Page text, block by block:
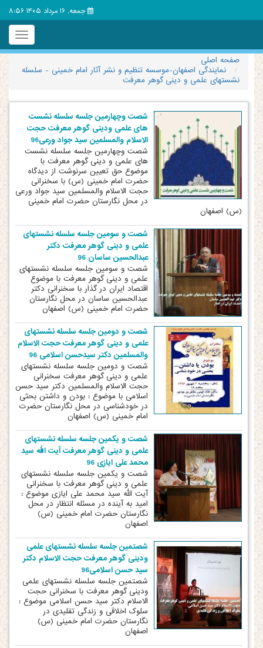
جمعه, 16 مرداد 1405 8:56
Toggle
صفحه اصلی
نمایندگی اصفهان-موسسه تنظیم و نشر آثار امام خمینی - سلسله
نشستهای علمی و دینی گوهر معرفت
شصت وچهارمین جلسه سلسله نشست
های علمی ودینی گوهر معرفت حجت
الاسلام والمسلمین سید جواد ورعی96
شصت وچهارمین جلسه سلسله نشست
های علمی و دینی گوهر معرفت با
موضوع حق تعیین سرنوشت از دیدگاه
حضرت امام خمینی (س) با سخنرانی
حجت الاسلام والمسلمین سید جواد ورعی
در محل نگارستان حضرت امام خمینی
(س) اصفهان
شصت و سومین جلسه سلسله نشستهای
علمی و دینی گوهر معرفت دکتر
عبدالحسین ساسان 96
شصت و سومین جلسه سلسله نشستهای
علمی و دینی گوهر معرفت با موضوع
اقتصاد ایران در گذار با سخنرانی دکتر
عبدالحسین ساسان در محل نگارستان
حضرت امام خمینی (س) اصفهان
شصت و دومین جلسه سلسله نشستهای
علمی و دینی گوهر معرفت حجت الاسلام
والمسلمین دکتر سیدحسن اسلامی 96
شصت و دومین جلسه سلسله نشستهای
علمی و دینی گوهر معرفت سخنرانی
حجت الاسلام والمسلمین دکتر سید حسن
اسلامی با موضوع : بودن و داشتن بحثی
در خودشناسی در محل نگارستان حضرت
امام خمینی (س) اصفهان
شصت و یکمین جلسه سلسله نشستهای
علمی و دینی گوهر معرفت آیت الله سید
محمد علی ایازی 96
شصت و یکمین جلسه سلسله نشستهای
علمی و دینی گوهر معرفت با سخنرانی
آیت الله سید محمد علی ایازی موضوع :
امید به آینده در مسئله انتظار در محل
نگارستان حضرت امام خمینی (س)
اصفهان
شصتمین جلسه سلسله نشستهای علمی
ودینی گوهر معرفت حجت الاسلام دکتر
سید حسن اسلامی96
شصتمین جلسه سلسله نشستهای علمی
ودینی گوهر معرفت با سخنرانی حجت
الاسلام دکتر سید حسن اسلامی موضوع :
سلوک اخلاقی و زندگی تقلیدی در
نگارستان حضرت امام خمینی (س)
اصفهان